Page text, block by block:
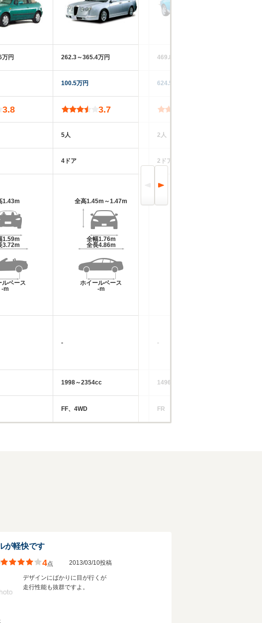
円
3.8
1.43m
1.59m
3.72m
ルベース
-m
262.3～365.4万円
100.5万円
3.7
5人
4ドア
全高1.45m～1.47m
全幅1.76m
全長4.86m
ホイールベース
-m
-
1998～2354cc
FF、4WD
469.8～990万円
624.5万円
2人
2ドア
-
1496～2000cc
FR
が軽快です
4点 2013/03/10投稿
デザインにばかりに目が行くが
走行性能も抜群ですよ。